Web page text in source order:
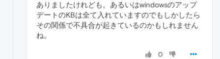
ありましたけれども。あるいはwindowsのアップ
デートのKBは全て入れていますのでもしかしたら
その関係で不具合が起きているのかもしれません
ね。
0